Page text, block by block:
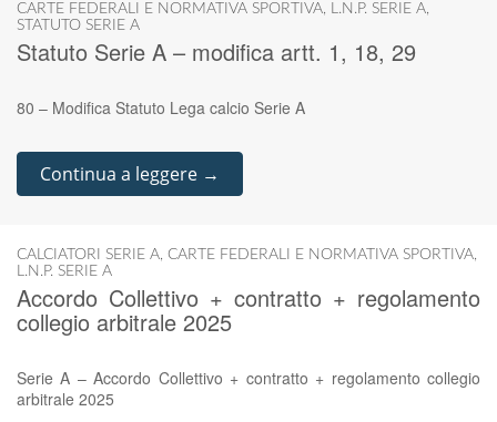
CARTE FEDERALI E NORMATIVA SPORTIVA, L.N.P. SERIE A,
STATUTO SERIE A
Statuto Serie A – modifica artt. 1, 18, 29
80 – Modifica Statuto Lega calcio Serie A
Continua a leggere →
CALCIATORI SERIE A, CARTE FEDERALI E NORMATIVA SPORTIVA,
L.N.P. SERIE A
Accordo Collettivo + contratto + regolamento
collegio arbitrale 2025
Serie A – Accordo Collettivo + contratto + regolamento collegio
arbitrale 2025